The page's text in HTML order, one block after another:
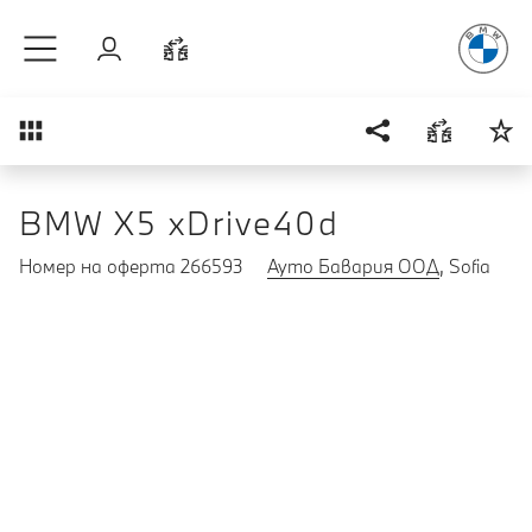
Вход
Преглед
BMW X5 xDrive40d
Номер на оферта 266593 Ауто Бавария ООД, Sofia